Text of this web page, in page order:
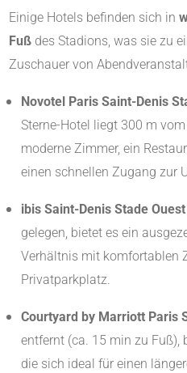
Einige Hotels befinden sich in
Fuß des Stadions, was sie zu
Zuschauer von
Novotel Paris Saint-Denis
Sterne-Hotel liegt 300 m
moderne Zimmer, ein
einen schnellen Zugang zur
ibis Saint-Denis Stade Ouest
gelegen, bietet es ein
Verhältnis mit komfortablen
Privatparkplatz.
Courtyard by Marriott Paris
entfernt (ca. 15 min zu Fuß),
die sich ideal für einen